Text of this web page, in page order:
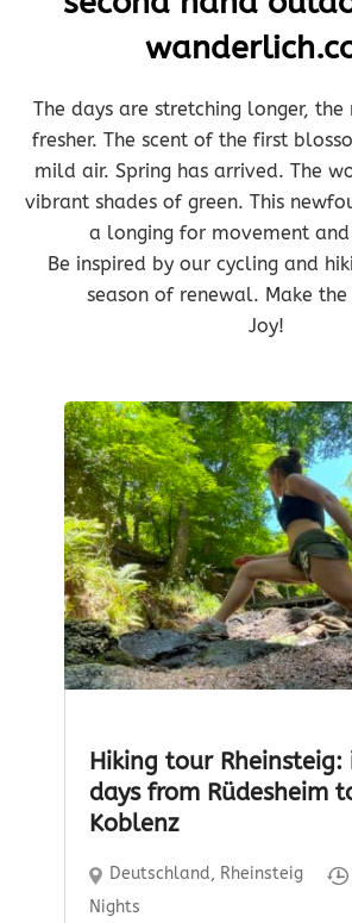
The days are stretching longer,
fresher. The scent of the first
mild air. Spring has arrived. The
vibrant shades of green. This
a longing for movement and
Be inspired by our cycling and
season of renewal. Make
Joy!
Hiking tour Rheinsteig:
days from Rüdesheim
Koblenz
Deutschland, Rheinsteig
Nights